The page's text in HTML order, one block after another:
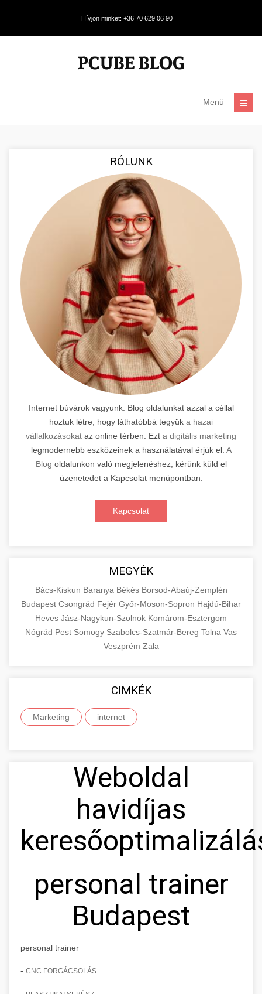
Hívjon minket: +36 70 629 06 90
Menü
RÓLUNK
Internet búvárok vagyunk. Blog oldalunkat azzal a céllal
hoztuk létre, hogy láthatóbbá tegyük a hazai
vállalkozásokat az online térben. Ezt a digitális marketing
legmodernebb eszközeinek a használatával érjük el. A
Blog oldalunkon való megjelenéshez, kérünk küld el
üzenetedet a Kapcsolat menüpontban.
Kapcsolat
MEGYÉK
Bács-Kiskun Baranya Békés Borsod-Abaúj-Zemplén
Budapest Csongrád Fejér Győr-Moson-Sopron Hajdú-Bihar
Heves Jász-Nagykun-Szolnok Komárom-Esztergom
Nógrád Pest Somogy Szabolcs-Szatmár-Bereg Tolna Vas
Veszprém Zala
CIMKÉK
Marketing internet
Weboldal
havidíjas
personal trainer
Budapest
personal trainer
- CNC FORGÁCSOLÁS